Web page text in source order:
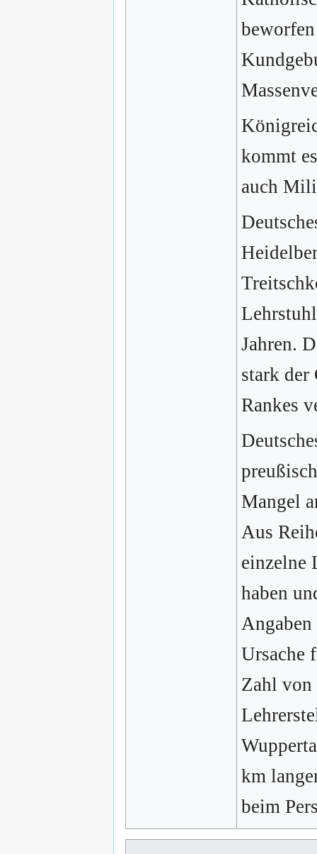
kommt
auch
Jahren.
stark der
Rankes
Mangel
Aus
einzelne
haben
Ursache
Zahl von
km
beim